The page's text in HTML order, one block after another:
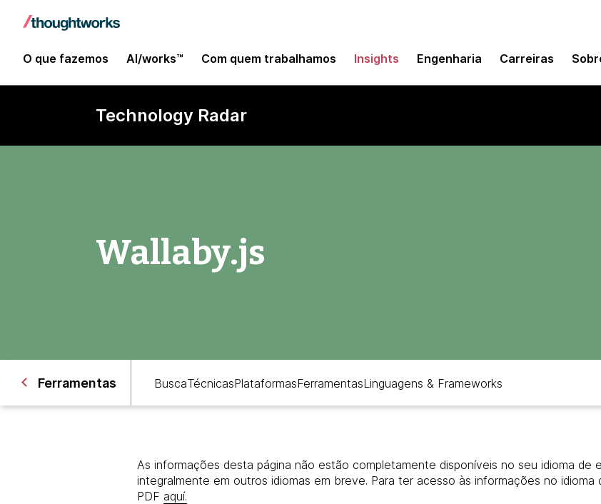
O que fazemos AI/works™ Com quem trabalhamos Insights Engenharia Carreiras
Technology Radar
Wallaby.js
Ferramentas BuscaTécnicasPlataformasFerramentasLinguagens & Frameworks
As informações desta página não estão completamente disponíveis no seu idioma de
integralmente em outros idiomas em breve. Para ter acesso às informações no
PDF aquí.